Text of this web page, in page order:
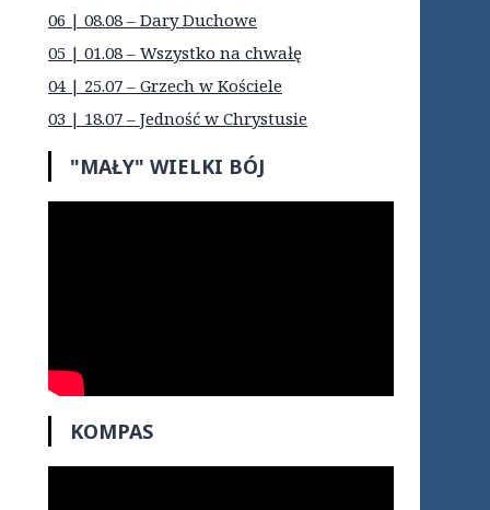
06 | 08.08 – Dary Duchowe
05 | 01.08 – Wszystko na chwałę
04 | 25.07 – Grzech w Kościele
03 | 18.07 – Jedność w Chrystusie
"MAŁY" WIELKI BÓJ
KOMPAS